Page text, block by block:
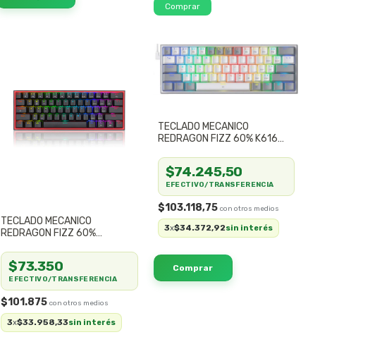
Comprar
TECLADO MECANICO
REDRAGON FIZZ 60%
COMPACTO
$101.875
3x$33.958,33sin interés
$73.350
EFECTIVO/TRANSFERENCIA
TECLADO MECANICO
REDRAGON FIZZ 60% K616
$103.118,75
3x$34.372,92sin interés
$74.245,50
EFECTIVO/TRANSFERENCIA